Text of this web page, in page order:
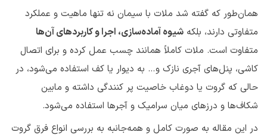
همان‌طور که گفته شد ملات با سیمان نه تنها ماهیت و عملکرد
متفاوتی دارند، بلکه شیوه آماده‌سازی، اجرا و کاربردهای آن‌ها
متفاوت است. ملات کاملاً همانند چسب عمل کرده و برای اتصال
کاشی، پنل‌های آجری نازک و… به دیوار یا کف استفاده می‌شود، در
حالی که گروت یا دوغاب خاصیت پر کنندگی داشته و مابین
شکاف‌ها و درزهای میان سرامیک و آجرها استفاده می‌شود.
در این مقاله به صورت کامل و همه‌جانبه به بررسی انواع فرق گروت